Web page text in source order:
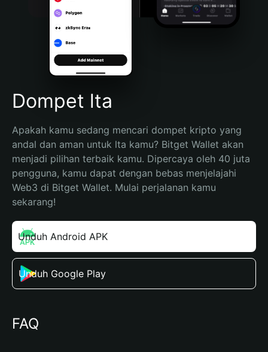
Português (Brasil)
Español (Argentina)
Dompet lta
Apakah kamu sedang mencari dompet kripto yang
andal dan aman untuk lta kamu? Bitget Wallet akan
menjadi pilihan terbaik kamu. Dipercaya oleh 40 juta
pengguna, kamu dapat dengan bebas menjelajahi
Web3 di Bitget Wallet. Mulai perjalanan kamu
sekarang!
Unduh Android APK
Unduh Google Play
FAQ